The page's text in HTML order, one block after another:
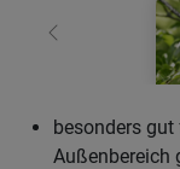
Zurück
besonders
Außenbereich